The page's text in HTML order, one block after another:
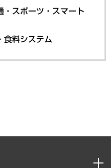
・スポーツ・スマート
食料システム